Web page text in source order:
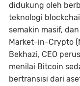
didukung oleh
teknologi
semakin masif,
Market-in-Crypto
Bekhazi, CEO
menilai Bitcoin
bertransisi dari